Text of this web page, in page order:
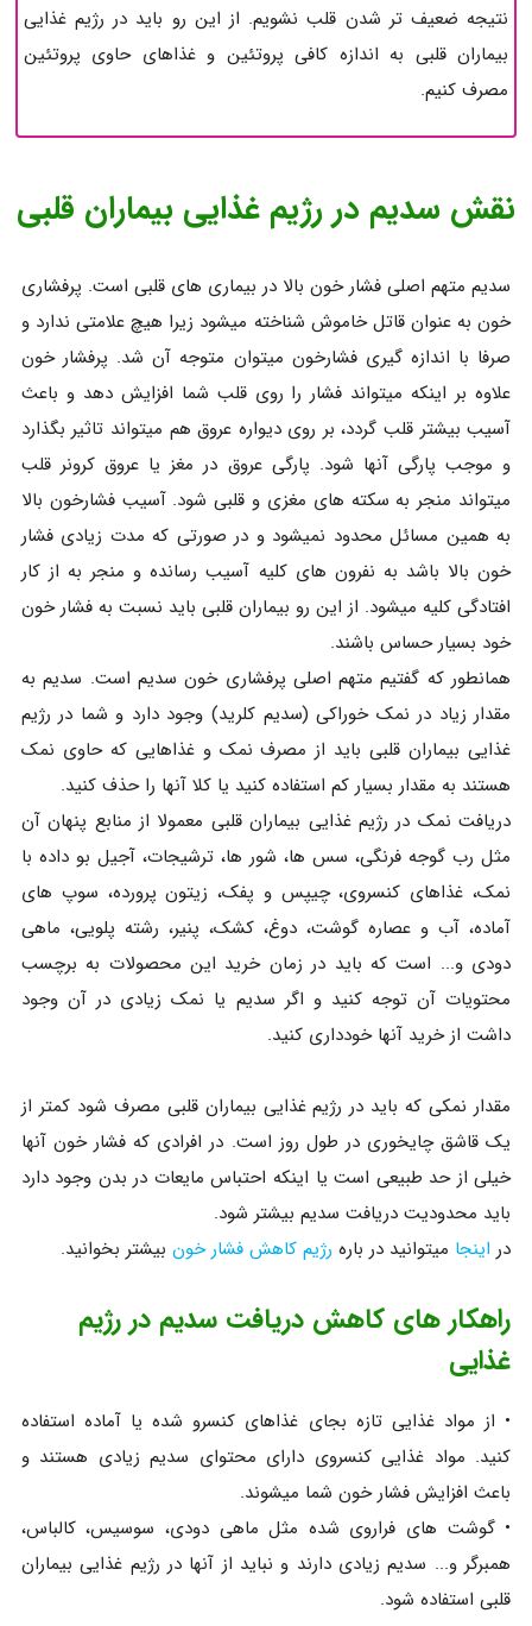
نتیجه ضعیف تر شدن قلب نشویم. از این رو باید در رژیم غذایی
بیماران قلبی به اندازه کافی پروتئین و غذاهای حاوی پروتئین
مصرف کنیم.
نقش سدیم در رژیم غذایی بیماران قلبی
سدیم متهم اصلی فشار خون بالا در بیماری های قلبی است. پرفشاری
خون به عنوان قاتل خاموش شناخته میشود زیرا هیچ علامتی ندارد و
صرفا با اندازه گیری فشارخون میتوان متوجه آن شد. پرفشار خون
علاوه بر اینکه میتواند فشار را روی قلب شما افزایش دهد و باعث
آسیب بیشتر قلب گردد، بر روی دیواره عروق هم میتواند تاثیر بگذارد
و موجب پارگی آنها شود. پارگی عروق در مغز یا عروق کرونر قلب
میتواند منجر به سکته های مغزی و قلبی شود. آسیب فشارخون بالا
به همین مسائل محدود نمیشود و در صورتی که مدت زیادی فشار
خون بالا باشد به نفرون های کلیه آسیب رسانده و منجر به از کار
افتادگی کلیه میشود. از این رو بیماران قلبی باید نسبت به فشار خون
خود بسیار حساس باشند.
همانطور که گفتیم متهم اصلی پرفشاری خون سدیم است. سدیم به
مقدار زیاد در نمک خوراکی (سدیم کلرید) وجود دارد و شما در رژیم
غذایی بیماران قلبی باید از مصرف نمک و غذاهایی که حاوی نمک
هستند به مقدار بسیار کم استفاده کنید یا کلا آنها را حذف کنید.
دریافت نمک در رژیم غذایی بیماران قلبی معمولا از منابع پنهان آن
مثل رب گوجه فرنگی، سس ها، شور ها، ترشیجات، آجیل بو داده با
نمک، غذاهای کنسروی، چیپس و پفک، زیتون پرورده، سوپ های
آماده، آب و عصاره گوشت، دوغ، کشک، پنیر، رشته پلویی، ماهی
دودی و... است که باید در زمان خرید این محصولات به برچسب
محتویات آن توجه کنید و اگر سدیم یا نمک زیادی در آن وجود
داشت از خرید آنها خودداری کنید.
مقدار نمکی که باید در رژیم غذایی بیماران قلبی مصرف شود کمتر از
یک قاشق چایخوری در طول روز است. در افرادی که فشار خون آنها
خیلی از حد طبیعی است یا اینکه احتباس مایعات در بدن وجود دارد
باید محدودیت دریافت سدیم بیشتر شود.
در اینجا میتوانید در باره رژیم کاهش فشار خونبیشتر بخوانید.
راهکار های کاهش دریافت سدیم در رژیم
غذایی
• از مواد غذایی تازه بجای غذاهای کنسرو شده یا آماده استفاده
کنید. مواد غذایی کنسروی دارای محتوای سدیم زیادی هستند و
باعث افزایش فشار خون شما میشوند.
• گوشت های فراروی شده مثل ماهی دودی، سوسیس، کالباس،
همبرگر و... سدیم زیادی دارند و نباید از آنها در رژیم غذایی بیماران
قلبی استفاده شود.